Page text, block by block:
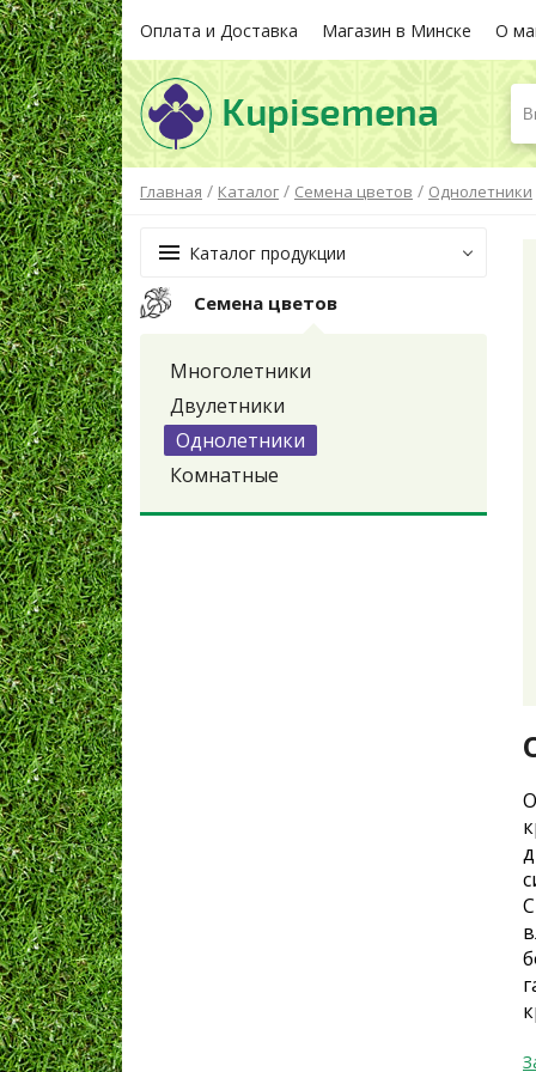
Оплата и Доставка Магазин в Минске О
Главная / Каталог / Семена цветов / Однолетники
Каталог продукции
Семена цветов
Многолетники
Двулетники
Однолетники
Комнатные